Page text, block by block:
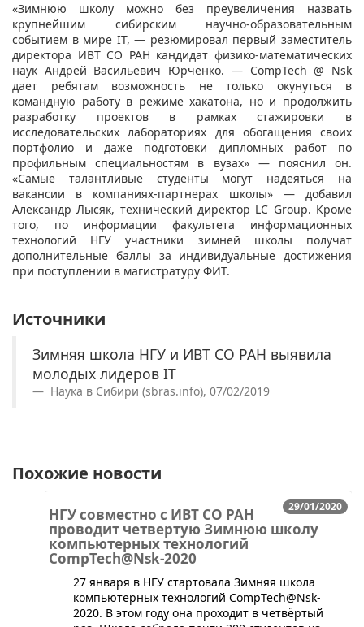
«Зимнюю школу можно без преувеличения назвать
крупнейшим сибирским научно-образовательным
событием в мире IT, — резюмировал первый заместитель
директора ИВТ СО РАН кандидат физико-математических
наук Андрей Васильевич Юрченко. — CompTech @ Nsk
дает ребятам возможность не только окунуться в
командную работу в режиме хакатона, но и продолжить
разработку проектов в рамках стажировки в
исследовательских лабораториях для обогащения своих
портфолио и даже подготовки дипломных работ по
профильным специальностям в вузах» — пояснил он.
«Самые талантливые студенты могут надеяться на
вакансии в компаниях-партнерах школы» — добавил
Александр Лысяк, технический директор LC Group. Кроме
того, по информации факультета информационных
технологий НГУ участники зимней школы получат
дополнительные баллы за индивидуальные достижения
при поступлении в магистратуру ФИТ.
Источники
Зимняя школа НГУ и ИВТ СО РАН выявила
молодых лидеров IT
Наука в Сибири (sbras.info), 07/02/2019
Похожие новости
29/01/2020
НГУ совместно с ИВТ СО РАН
проводит четвертую Зимнюю школу
компьютерных технологий
CompTech@Nsk-2020
27 января в НГУ стартовала Зимняя школа
компьютерных технологий CompTech@Nsk-
2020. В этом году она проходит в четвёртый